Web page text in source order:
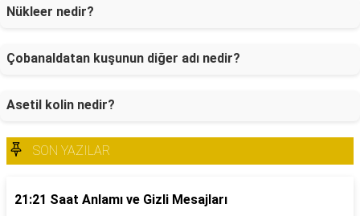
Nükleer nedir?
Çobanaldatan kuşunun diğer adı nedir?
Asetil kolin nedir?
SON YAZILAR
21:21 Saat Anlamı ve Gizli Mesajları